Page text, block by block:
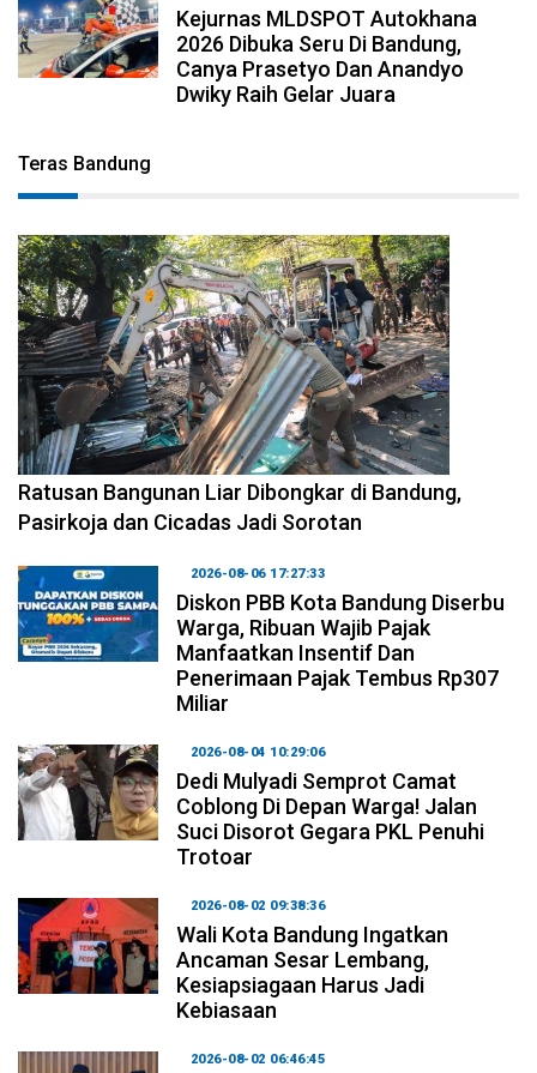
Kejurnas MLDSPOT Autokhana
2026 Dibuka Seru Di Bandung,
Canya Prasetyo Dan Anandyo
Dwiky Raih Gelar Juara
Teras Bandung
2026-08-06 17:34:08
Ratusan Bangunan Liar Dibongkar di Bandung,
Pasirkoja dan Cicadas Jadi Sorotan
2026-08-06 17:27:33
Diskon PBB Kota Bandung Diserbu
Warga, Ribuan Wajib Pajak
Manfaatkan Insentif Dan
Penerimaan Pajak Tembus Rp307
Miliar
2026-08-04 10:29:06
Dedi Mulyadi Semprot Camat
Coblong Di Depan Warga! Jalan
Suci Disorot Gegara PKL Penuhi
Trotoar
2026-08-02 09:38:36
Wali Kota Bandung Ingatkan
Ancaman Sesar Lembang,
Kesiapsiagaan Harus Jadi
Kebiasaan
2026-08-02 06:46:45